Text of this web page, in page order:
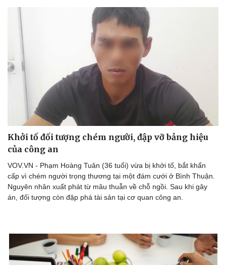
Khởi tố đối tượng chém người, đập vỡ bảng hiệu
của công an
VOV.VN - Phạm Hoàng Tuân (36 tuổi) vừa bị khởi tố, bắt khẩn
cấp vì chém người trọng thương tại một đám cưới ở Bình Thuận.
Nguyên nhân xuất phát từ mâu thuẫn về chỗ ngồi. Sau khi gây
án, đối tượng còn đập phá tài sản tại cơ quan công an.